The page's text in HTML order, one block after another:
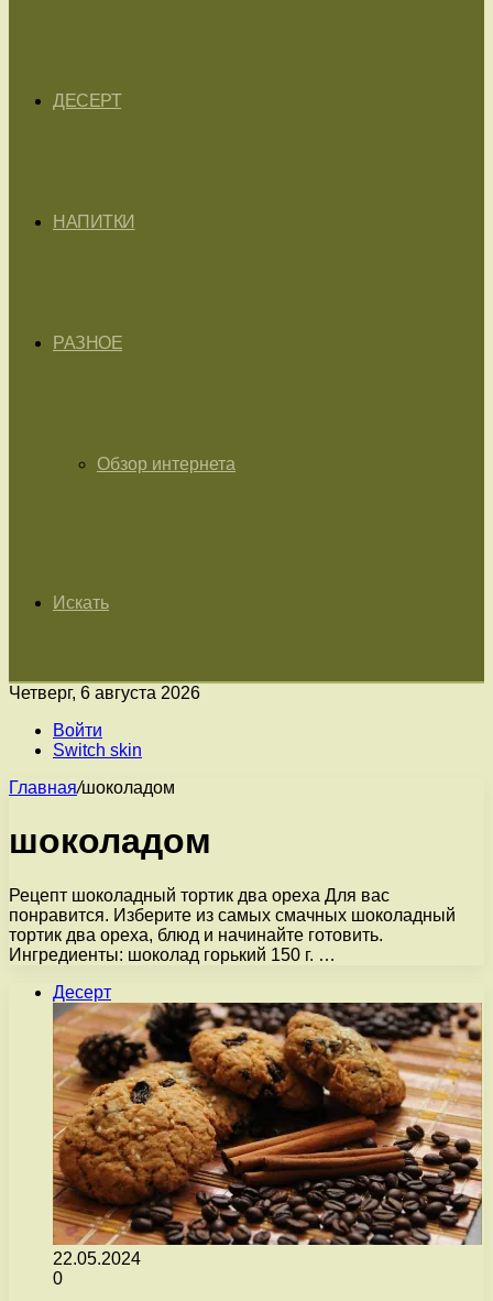
ДЕСЕРТ
НАПИТКИ
РАЗНОЕ
Обзор интернета
Искать
Четверг, 6 августа 2026
Войти
Switch skin
Главная/шоколадом
шоколадом
Рецепт шоколадный тортик два ореха Для вас
понравится. Изберите из самых смачных шоколадный
тортик два ореха, блюд и начинайте готовить.
Ингредиенты: шоколад горький 150 г. …
Десерт
22.05.2024
0